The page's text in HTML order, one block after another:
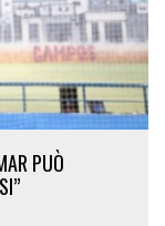
PUÒ